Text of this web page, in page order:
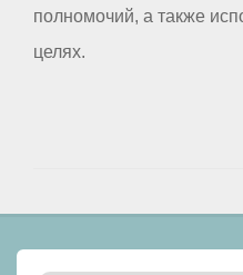
полномочий, а также
целях.